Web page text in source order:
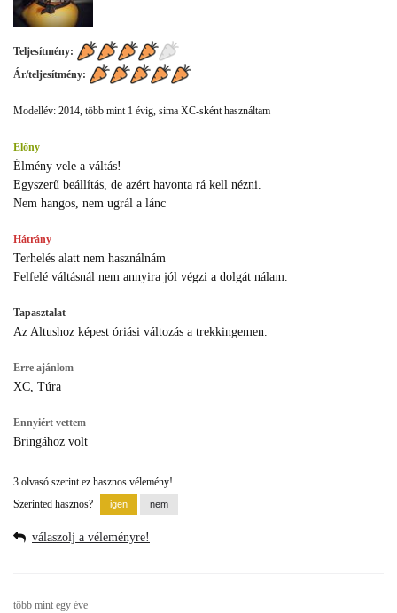
Teljesítmény:
Ár/teljesítmény:
Modellév: 2014, több mint 1 évig, sima XC-sként használtam
Előny
Élmény vele a váltás!
Egyszerű beállítás, de azért havonta rá kell nézni.
Nem hangos, nem ugrál a lánc
Hátrány
Terhelés alatt nem használnám
Felfelé váltásnál nem annyira jól végzi a dolgát nálam.
Tapasztalat
Az Altushoz képest óriási változás a trekkingemen.
Erre ajánlom
XC, Túra
Ennyiért vettem
Bringához volt
3 olvasó szerint ez hasznos vélemény!
Szerinted hasznos?
válaszolj a véleményre!
több mint egy éve